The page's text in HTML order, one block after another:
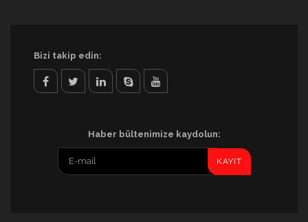
Bizi takip edin:
Haber bültenimize kaydolun: